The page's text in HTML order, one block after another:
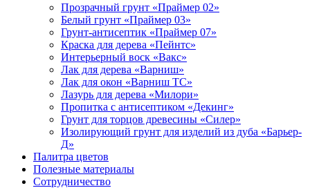
Прозрачный грунт «Праймер 02»
Белый грунт «Праймер 03»
Грунт-антисептик «Праймер 07»
Краска для дерева «Пейнтс»
Интерьерный воск «Вакс»
Лак для дерева «Варниш»
Лак для окон «Варниш ТС»
Лазурь для дерева «Милори»
Пропитка с антисептиком «Декинг»
Грунт для торцов древесины «Силер»
Изолирующий грунт для изделий из дуба «Барьер-
Д»
Палитра цветов
Полезные материалы
Сотрудничество